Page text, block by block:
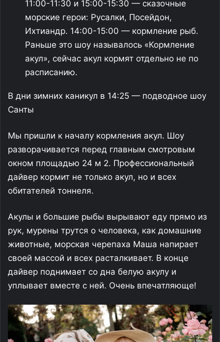
11:00-11:30 и 15:00-15:30 — сказочные
морские герои: Русалки, Посейдон,
Ихтиандр. 14:00-15:00 — кормление рыб.
Раньше это шоу называлось «Кормление
акул», сейчас акул кормят отдельно не по
расписанию.
В дни зимних каникул в 14:25 — подводное шоу
Санты
Мы пришли к началу кормления акул. Шоу
разворачивается перед главным смотровым
окном площадью 24 м 2. Профессиональный
дайвер кормит не только акул, но и всех
обитателей тоннеля.
Акулы и большие рыбы вырывают еду прямо из
рук, мурены трутся о человека, как домашние
животные, морская черепаха Маша напирает
своей массой и всех расталкивает. В конце
дайвер поднимает со дна белую акулу и
уплывает вместе с ней. Очень впечатляюще!